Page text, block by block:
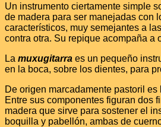
Un instrumento ciertamente simple
de madera para ser manejadas con
característicos, muy semejantes a
contra otra. Su repique acompaña a
La muxugitarra es un pequeño
en la boca, sobre los dientes, para
De origen marcadamente pastoril es
Entre sus componentes figuran dos
madera que sirve para sostener el
boquilla y pabellón, ambas de